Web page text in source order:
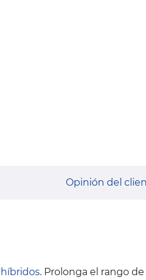
Opinión del
. Prolonga el rango